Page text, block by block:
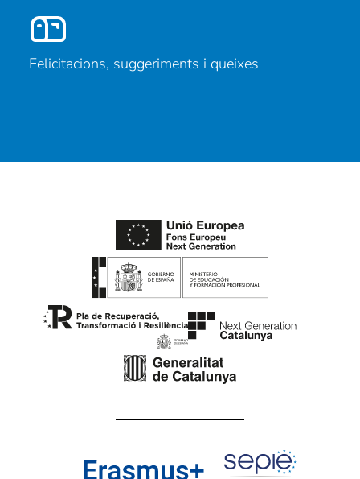
Felicitacions, suggeriments i queixes